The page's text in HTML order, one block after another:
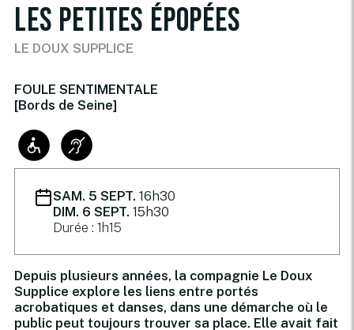
LES PETITES ÉPOPÉES
LE DOUX SUPPLICE
FOULE SENTIMENTALE
[Bords de Seine]
SAM. 5 SEPT. 16h30
DIM. 6 SEPT. 15h30
Durée : 1h15
Depuis plusieurs années, la compagnie Le Doux
Supplice explore les liens entre portés
acrobatiques et danses, dans une démarche où le
public peut toujours trouver sa place. Elle avait fait